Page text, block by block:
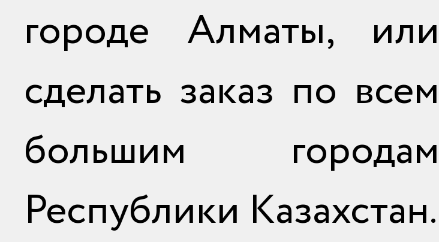
городе Алматы, или
сделать заказ по всем
большим городам
Республики Казахстан.